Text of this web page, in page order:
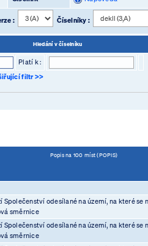
: Číselníky :
Hledání v číselníku
Platí k :
filtr >>
Popis na 100 míst (POPIS)
Společenství odesílané na území, na které se
směrnice
Společenství odesílané na území, na které se
směrnice